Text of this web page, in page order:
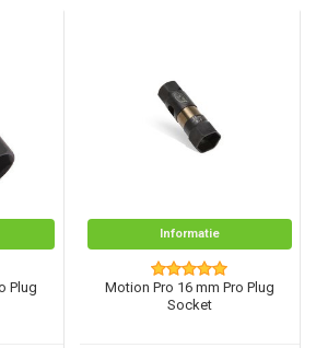
Plug
Informatie
Motion Pro 16 mm Pro Plug
Socket